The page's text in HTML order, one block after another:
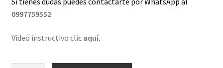
0997759552
Video instructivo clic aquí.